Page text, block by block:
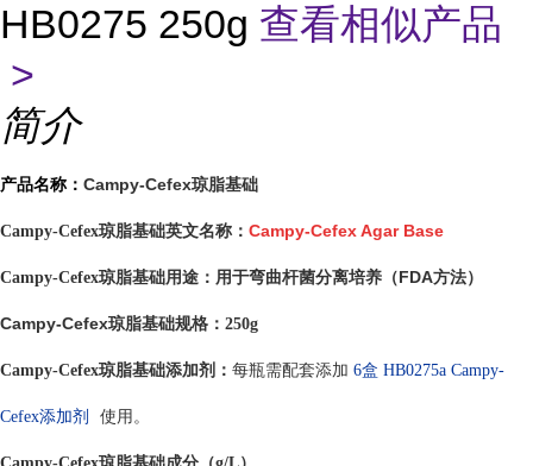
HB0275 250g 查看相似产品
>
简介
产品名称： Campy-Cefex琼脂基础
Campy-Cefex琼脂基础英文名称： Campy-Cefex Agar Base
Campy-Cefex琼脂基础用途： 用于弯曲杆菌分离培养（FDA方法）
Campy-Cefex琼脂基础规格：250g
Campy-Cefex琼脂基础添加剂： 每瓶需配套添加 6盒 HB0275a Campy-
Cefex添加剂 使用。